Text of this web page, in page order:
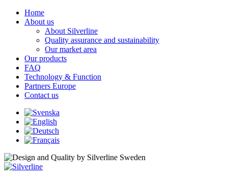
Home
About us
About Silverline
Quality assurance and sustainability
Our market area
Our products
FAQ
Technology & Function
Partners Europe
Contact us